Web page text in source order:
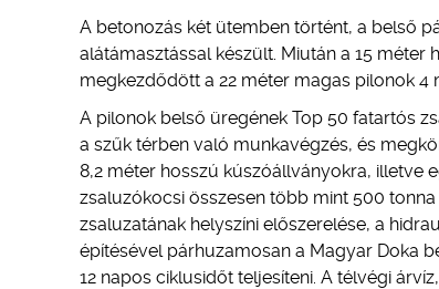
A betonozás két ütemben történt, a belső
alátámasztással készült. Miután a 15 méter
megkezdődött a 22 méter magas pilonok 4
A pilonok belső üregének Top 50 fatartós
a szűk térben való munkavégzés, és
8,2 méter hosszú kúszóállványokra, illetve
zsaluzókocsi összesen több mint 500
zsaluzatának helyszíni előszerelése, a
építésével párhuzamosan a Magyar Doka
12 napos ciklusidőt teljesíteni. A télvégi